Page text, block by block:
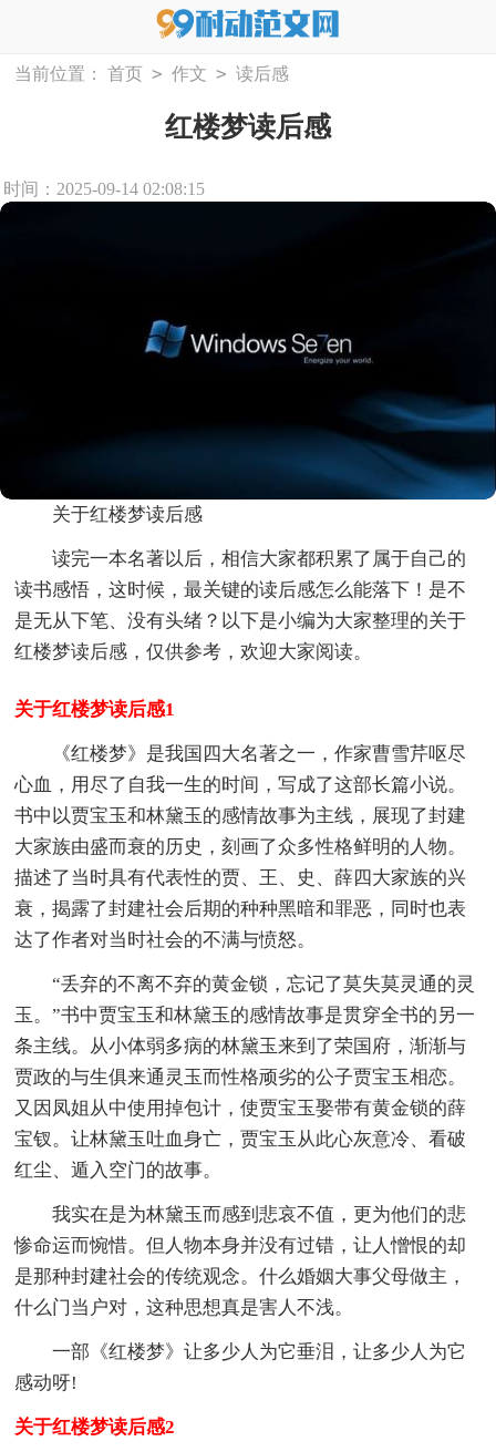
当前位置： 首页 > 作文 > 读后感
红楼梦读后感
时间：2025-09-14 02:08:15
关于红楼梦读后感
读完一本名著以后，相信大家都积累了属于自己的
读书感悟，这时候，最关键的读后感怎么能落下！是不
是无从下笔、没有头绪？以下是小编为大家整理的关于
红楼梦读后感，仅供参考，欢迎大家阅读。
关于红楼梦读后感1
《红楼梦》是我国四大名著之一，作家曹雪芹呕尽
心血，用尽了自我一生的时间，写成了这部长篇小说。
书中以贾宝玉和林黛玉的感情故事为主线，展现了封建
大家族由盛而衰的历史，刻画了众多性格鲜明的人物。
描述了当时具有代表性的贾、王、史、薛四大家族的兴
衰，揭露了封建社会后期的种种黑暗和罪恶，同时也表
达了作者对当时社会的不满与愤怒。
“丢弃的不离不弃的黄金锁，忘记了莫失莫灵通的灵
玉。”书中贾宝玉和林黛玉的感情故事是贯穿全书的另一
条主线。从小体弱多病的林黛玉来到了荣国府，渐渐与
贾政的与生俱来通灵玉而性格顽劣的公子贾宝玉相恋。
又因凤姐从中使用掉包计，使贾宝玉娶带有黄金锁的薛
宝钗。让林黛玉吐血身亡，贾宝玉从此心灰意冷、看破
红尘、遁入空门的故事。
我实在是为林黛玉而感到悲哀不值，更为他们的悲
惨命运而惋惜。但人物本身并没有过错，让人憎恨的却
是那种封建社会的传统观念。什么婚姻大事父母做主，
什么门当户对，这种思想真是害人不浅。
一部《红楼梦》让多少人为它垂泪，让多少人为它
感动呀!
关于红楼梦读后感2